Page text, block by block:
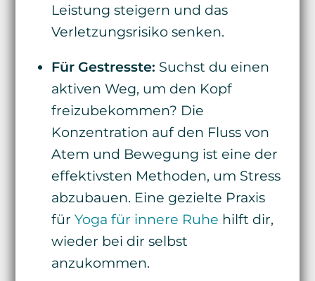
Leistung steigern und das
Verletzungsrisiko senken.
Für Gestresste: Suchst du einen
aktiven Weg, um den Kopf
freizubekommen? Die
Konzentration auf den Fluss von
Atem und Bewegung ist eine der
effektivsten Methoden, um Stress
abzubauen. Eine gezielte Praxis
fürYoga für innere Ruhe hilft dir,
wieder bei dir selbst
anzukommen.